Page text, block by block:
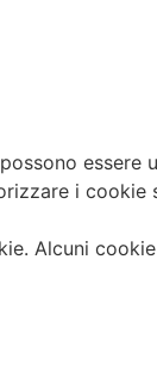
i
Alcuni